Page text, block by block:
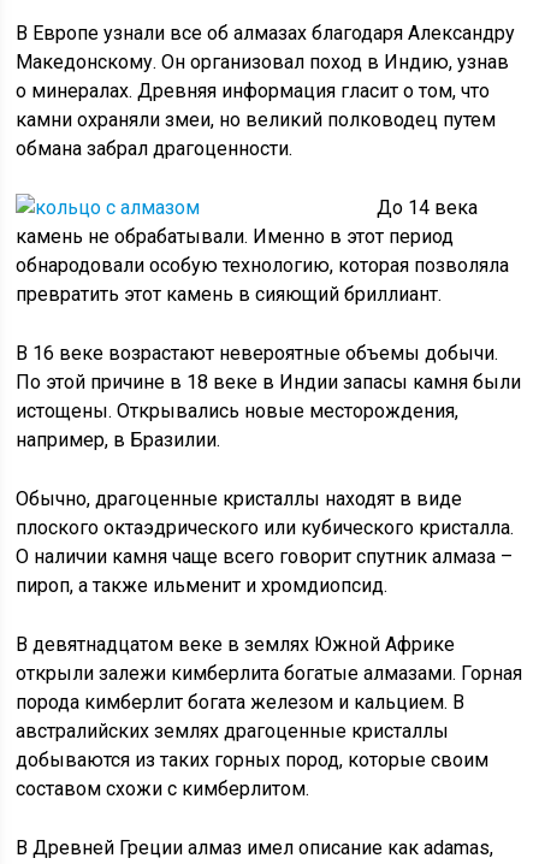
В Европе узнали все об алмазах благодаря Александру
Македонскому. Он организовал поход в Индию, узнав
о минералах. Древняя информация гласит о том, что
камни охраняли змеи, но великий полководец путем
обмана забрал драгоценности.
До 14 века
камень не обрабатывали. Именно в этот период
обнародовали особую технологию, которая позволяла
превратить этот камень в сияющий бриллиант.
В 16 веке возрастают невероятные объемы добычи.
По этой причине в 18 веке в Индии запасы камня были
истощены. Открывались новые месторождения,
например, в Бразилии.
Обычно, драгоценные кристаллы находят в виде
плоского октаэдрического или кубического кристалла.
О наличии камня чаще всего говорит спутник алмаза –
пироп, а также ильменит и хромдиопсид.
В девятнадцатом веке в землях Южной Африке
открыли залежи кимберлита богатые алмазами. Горная
порода кимберлит богата железом и кальцием. В
австралийских землях драгоценные кристаллы
добываются из таких горных пород, которые своим
составом схожи с кимберлитом.
В Древней Греции алмаз имел описание как adamas,